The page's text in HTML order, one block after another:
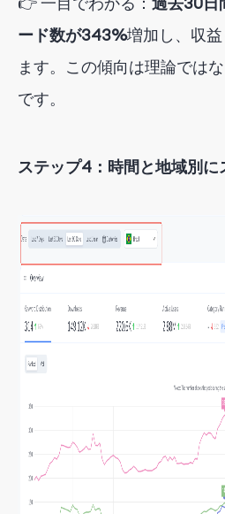
ード数が343%増加し 、収
ます。この傾向は理論では
です。
ステップ4：時間と地域別に